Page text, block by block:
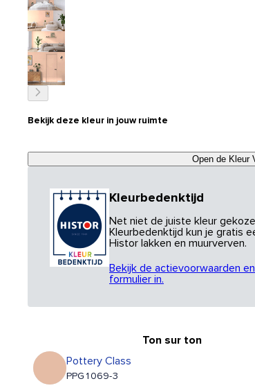
Bekijk deze kleur in jouw ruimte
Open de Kleur
Kleurbedenktijd
Net niet de juiste kleur
Kleurbedenktijd kun je gratis
Histor lakken en muurverven.
Bekijk de actievoorwaarden
formulier in.
Ton sur ton
Pottery Class
PPG1069-3